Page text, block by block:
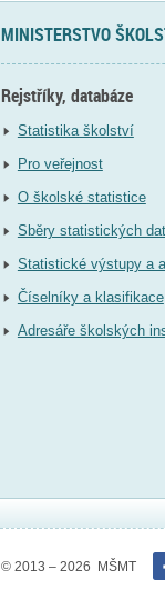
MINISTERSTVO
Rejstříky, databáze
Statistika školství
Pro veřejnost
O školské statistice
Sběry statistických dat
Statistické výstupy a
Číselníky a klasifikace
Adresáře školských
© 2013 – 2026 MŠMT